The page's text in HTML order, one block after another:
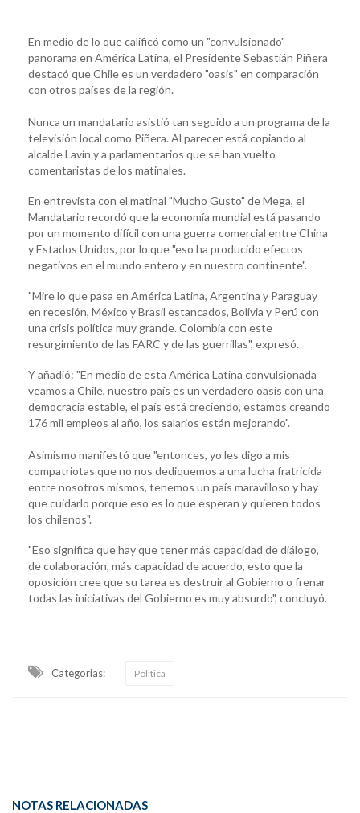
En medio de lo que calificó como un "convulsionado"
panorama en América Latina, el Presidente Sebastián Piñera
destacó que Chile es un verdadero "oasis" en comparación
con otros países de la región.
Nunca un mandatario asistió tan seguido a un programa de la
televisión local como Piñera. Al parecer está copiando al
alcalde Lavín y a parlamentarios que se han vuelto
comentaristas de los matinales.
En entrevista con el matinal "Mucho Gusto" de Mega, el
Mandatario recordó que la economía mundial está pasando
por un momento difícil con una guerra comercial entre China
y Estados Unidos, por lo que "eso ha producido efectos
negativos en el mundo entero y en nuestro continente".
"Mire lo que pasa en América Latina, Argentina y Paraguay
en recesión, México y Brasil estancados, Bolivia y Perú con
una crisis política muy grande. Colombia con este
resurgimiento de las FARC y de las guerrillas", expresó.
Y añadió: "En medio de esta América Latina convulsionada
veamos a Chile, nuestro país es un verdadero oasis con una
democracia estable, el país está creciendo, estamos creando
176 mil empleos al año, los salarios están mejorando".
Asimismo manifestó que "entonces, yo les digo a mis
compatriotas que no nos dediquemos a una lucha fratricida
entre nosotros mismos, tenemos un país maravilloso y hay
que cuidarlo porque eso es lo que esperan y quieren todos
los chilenos".
"Eso significa que hay que tener más capacidad de diálogo,
de colaboración, más capacidad de acuerdo, esto que la
oposición cree que su tarea es destruir al Gobierno o frenar
todas las iniciativas del Gobierno es muy absurdo", concluyó.
Categorias: Política
NOTAS RELACIONADAS